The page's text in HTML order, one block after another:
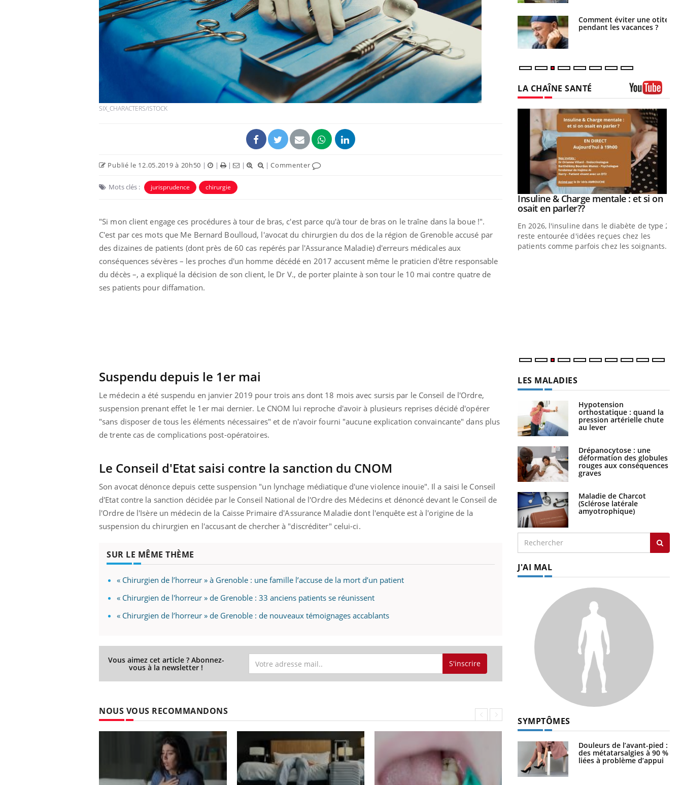
SIX_CHARACTERS/ISTOCK
Publié le 12.05.2019 à 20h50 | | | | |Commenter
Mots clés : jurisprudence chirurgie
"Si mon client engage ces procédures à tour de bras, c'est parce qu'à tour de bras on le traîne dans la boue !".
C'est par ces mots que Me Bernard Boulloud, l'avocat du chirurgien du dos de la région de Grenoble accusé par
des dizaines de patients (dont près de 60 cas repérés par l'Assurance Maladie) d'erreurs médicales aux
conséquences sévères – les proches d'un homme décédé en 2017 accusent même le praticien d'être responsable
du décès –, a expliqué la décision de son client, le Dr V., de porter plainte à son tour le 10 mai contre quatre de
ses patients pour diffamation.
Suspendu depuis le 1er mai
Le médecin a été suspendu en janvier 2019 pour trois ans dont 18 mois avec sursis par le Conseil de l'Ordre,
suspension prenant effet le 1er mai dernier. Le CNOM lui reproche d'avoir à plusieurs reprises décidé d'opérer
"sans disposer de tous les éléments nécessaires" et de n'avoir fourni "aucune explication convaincante" dans plus
de trente cas de complications post-opératoires.
Le Conseil d'Etat saisi contre la sanction du CNOM
Son avocat dénonce depuis cette suspension "un lynchage médiatique d'une violence inouïe". Il a saisi le Conseil
d'Etat contre la sanction décidée par le Conseil National de l'Ordre des Médecins et dénoncé devant le Conseil de
l'Ordre de l'Isère un médecin de la Caisse Primaire d'Assurance Maladie dont l'enquête est à l'origine de la
suspension du chirurgien en l'accusant de chercher à "discréditer" celui-ci.
SUR LE MÊME THÈME
« Chirurgien de l’horreur » à Grenoble : une famille l’accuse de la mort d’un patient
« Chirurgien de l'horreur » de Grenoble : 33 anciens patients se réunissent
« Chirurgien de l’horreur » de Grenoble : de nouveaux témoignages accablants
Vous aimez cet article ? Abonnez-
vous à la newsletter ! S'inscrire
NOUS VOUS RECOMMANDONS
Et si les caries pouvaient
bientôt disparaître sans
plombage ?
Mon enfant est-il trop
sensible ou simplement
très empathique ?
Comment éviter une otite
pendant les vacances ?
LA CHAÎNE SANTÉ
Il y a des sujets qui sont faciles à aborder...
d'autres non ! D'un côté, poser des
questions sur la maladie d'un proche c'est
montrer ...
Fatigue, irritabilité, brouillard mental ou
même alopécie… Les symptômes de la
carence en fer sont multiples ce qui la rend
Youtube
Insuline & Charge mentale : et si on
osait en parler??Youtube
En 2026, l'insuline dans le diabète de type 2
reste entourée d'idées reçues chez les
patients comme parfois chez les soignants.
LES MALADIES
Hypotension
orthostatique : quand la
pression artérielle chute
au lever
Drépanocytose : une
déformation des globules
rouges aux conséquences
graves
Maladie de Charcot
(Sclérose latérale
amyotrophique)
J'AI MAL
SYMPTÔMES
Douleurs de l’avant-pied :
des métatarsalgies à 90 %
liées à problème d’appui